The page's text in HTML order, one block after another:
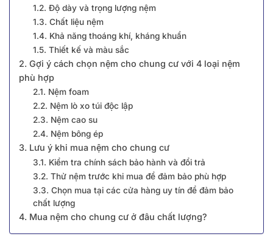
1.2. Độ dày và trọng lượng nệm
1.3. Chất liệu nệm
1.4. Khả năng thoáng khí, kháng khuẩn
1.5. Thiết kế và màu sắc
2. Gợi ý cách chọn nệm cho chung cư với 4 loại nệm
phù hợp
2.1. Nệm foam
2.2. Nệm lò xo túi độc lập
2.3. Nệm cao su
2.4. Nệm bông ép
3. Lưu ý khi mua nệm cho chung cư
3.1. Kiểm tra chính sách bảo hành và đổi trả
3.2. Thử nệm trước khi mua để đảm bảo phù hợp
3.3. Chọn mua tại các cửa hàng uy tín để đảm bảo
chất lượng
4. Mua nệm cho chung cư ở đâu chất lượng?